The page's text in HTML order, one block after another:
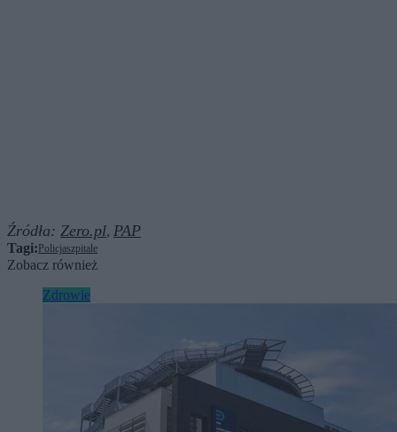
Źródła: Zero.pl, PAP
Tagi: Policjaszpitale
Zobacz również
Zdrowie